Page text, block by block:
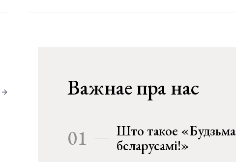
Важнае пра нас
01
Што такое «Будзьма
беларусамі!»